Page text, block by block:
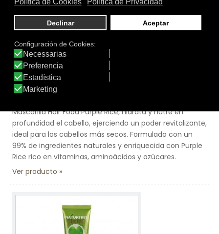
Tamaño:150 ml.
Marca:Naturtint
Línea:Hair Food de Naturtint
HAIR FOOD MASCARILLA PURPLE RICE
Mascarilla Hair Food Purple Rice, hidrata y nutre en
profundidad el cabello, ejerciendo un poder revitalizante,
ideal para los cabellos más secos. Formulado con un
99% de ingredientes naturales y enriquecida con Purple
Rice rico en vitaminas, aminoácidos y azúcares.
Ver producto